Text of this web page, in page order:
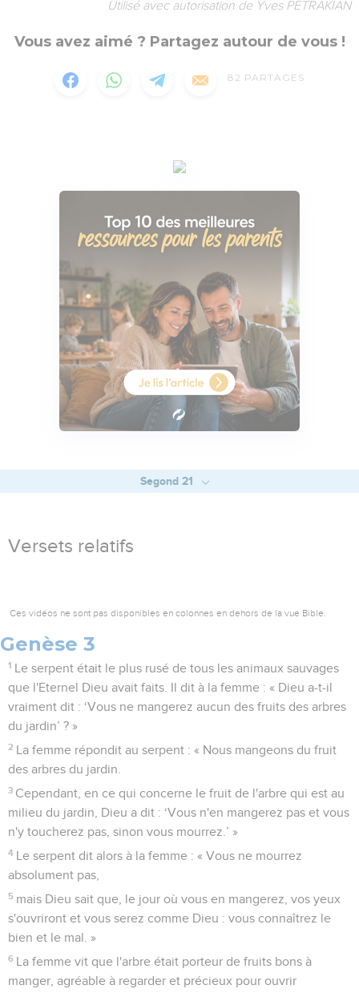
Utilisé avec autorisation de Yves PETRAKIAN
Vous avez aimé ? Partagez autour de vous !
82 PARTAGES
Segond 21
Versets relatifs
Ces vidéos ne sont pas disponibles en colonnes en dehors de la vue Bible.
Genèse 3
1
Le serpent était le plus rusé de tous les animaux sauvages
que l'Eternel Dieu avait faits. Il dit à la femme : « Dieu a-t-il
vraiment dit : ‘Vous ne mangerez aucun des fruits des arbres
du jardin’ ? »
2
La femme répondit au serpent : « Nous mangeons du fruit
des arbres du jardin.
3 Cependant, en ce qui concerne le fruit de l'arbre qui est au
milieu du jardin, Dieu a dit : ‘Vous n'en mangerez pas et vous
n'y toucherez pas, sinon vous mourrez.’ »
4
Le serpent dit alors à la femme : « Vous ne mourrez
absolument pas,
5 mais Dieu sait que, le jour où vous en mangerez, vos yeux
s'ouvriront et vous serez comme Dieu : vous connaîtrez le
bien et le mal. »
6
La femme vit que l'arbre était porteur de fruits bons à
manger, agréable à regarder et précieux pour ouvrir